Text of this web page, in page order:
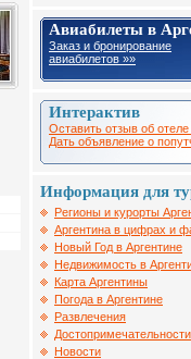
Авиабилеты в
Заказ и бронирование
авиабилетов »»
Интерактив
Оставить отзыв об отеле
Дать объявление о
Информация для
Регионы и курорты
Аргентина в цифрах и
Новый Год в Аргентине
Недвижимость в
Карта Аргентины
Погода в Аргентине
Развлечения
Достопримечательности
Новости